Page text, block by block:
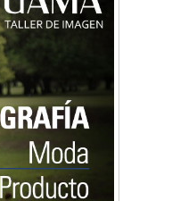
Sánchez